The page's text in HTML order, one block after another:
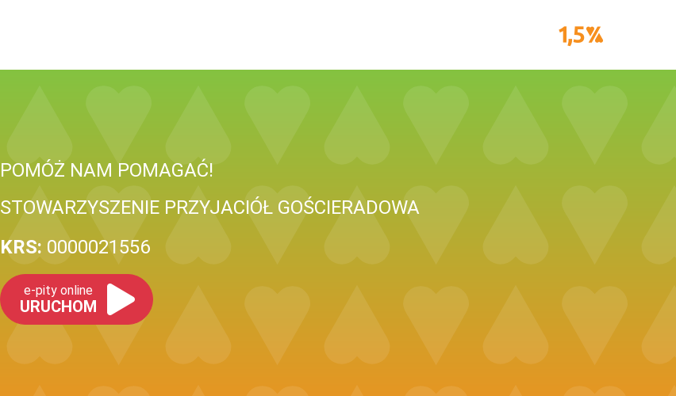
POMÓŻ NAM POMAGAĆ!
STOWARZYSZENIE PRZYJACIÓŁ GOŚCIERADOWA
KRS: 0000021556
e-pity online
URUCHOM